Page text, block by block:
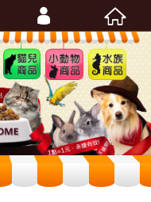
貓兒
商品
小動
物商
品
水族
商品